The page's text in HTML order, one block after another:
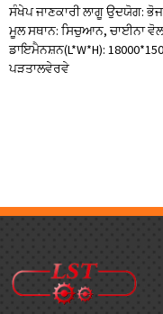
ਸੰਖੇਪ ਜਾਣਕਾਰੀ ਲਾਗੂ ਉਦਯੋਗ:
ਮੂਲ ਸਥਾਨ: ਸਿਚੁਆਨ, ਚਾਈਨਾ
ਡਾਇਮੈਨਸ਼ਨ(L*W*H):
ਪੜਤਾਲਵੇਰਵੇ